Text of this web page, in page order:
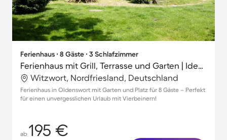
Ferienhaus ∙ 8 Gäste ∙ 3 Schlafzimmer
Ferienhaus mit Grill, Terrasse und Garten | Ideal für Homeoffice
Witzwort, Nordfriesland, Deutschland
Ferienhaus in Oldenswort mit Garten und Platz für 8 Gäste – Perfekt
für einen unvergesslichen Urlaub mit Vierbeinern!
ab 195 €